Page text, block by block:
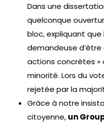
Dans une
quelconque
bloc, expliquant
demandeuse
actions concrètes »
minorité. Lors du
rejetée par la
Grâce à notre
citoyenne, un